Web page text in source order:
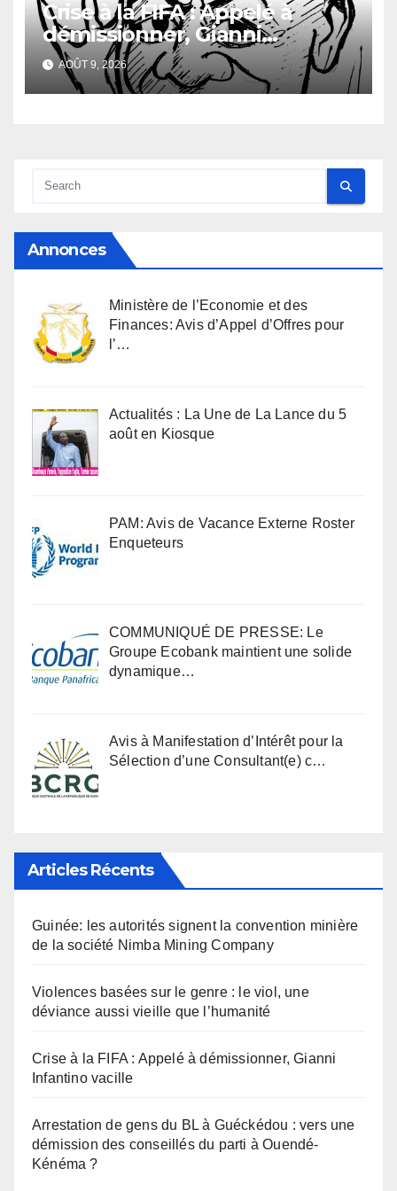
Crise à la FIFA : Appelé à
démissionner, Gianni
Infantino vacille
AOÛT 9, 2026
Annonces
Ministère de l’Economie et des
Finances: Avis d’Appel d’Offres pour
l’…
Actualités : La Une de La Lance du 5
août en Kiosque
PAM: Avis de Vacance Externe Roster
Enqueteurs
COMMUNIQUÉ DE PRESSE: Le
Groupe Ecobank maintient une solide
dynamique…
Avis à Manifestation d’Intérêt pour la
Sélection d’une Consultant(e) c…
Articles Récents
Guinée: les autorités signent la convention minière
de la société Nimba Mining Company
Violences basées sur le genre : le viol, une
déviance aussi vieille que l’humanité
Crise à la FIFA : Appelé à démissionner, Gianni
Infantino vacille
Arrestation de gens du BL à Guéckédou : vers une
démission des conseillés du parti à Ouendé-
Kénéma ?